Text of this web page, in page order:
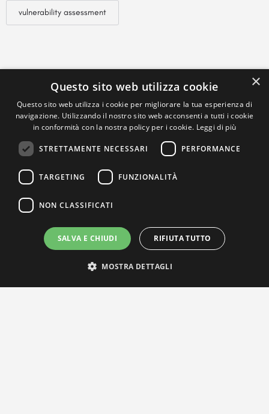
vulnerability assessment
×
Questo sito web utilizza cookie
Questo sito web utilizza i cookie per migliorare la tua esperienza di
navigazione. Utilizzando il nostro sito web acconsenti a tutti i cookie
in conformità con la nostra policy per i cookie. Leggi di più
STRETTAMENTE NECESSARI PERFORMANCE
TARGETING FUNZIONALITÀ
NON CLASSIFICATI
SALVA E CHIUDI RIFIUTA TUTTO
MOSTRA DETTAGLI